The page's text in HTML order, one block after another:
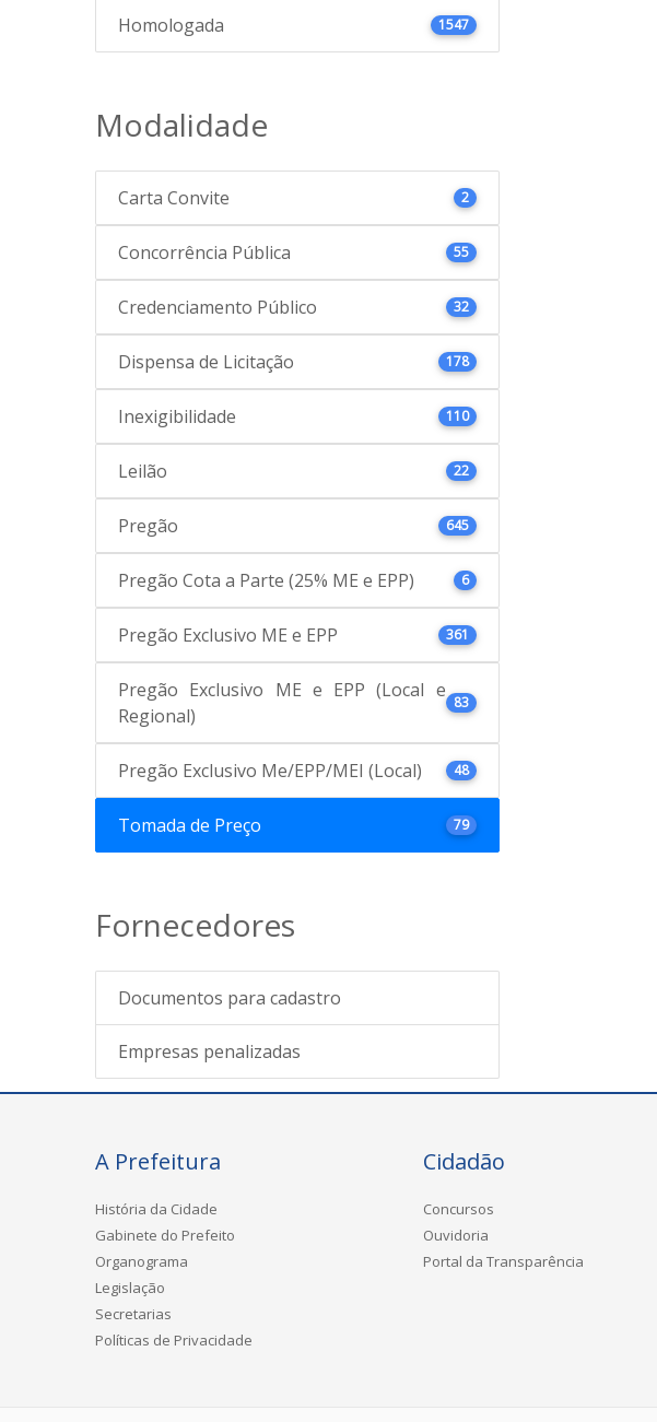
Homologada 1547
Modalidade
Carta Convite 2
Concorrência Pública 55
Credenciamento Público 32
Dispensa de Licitação 178
Inexigibilidade 110
Leilão 22
Pregão 645
Pregão Cota a Parte (25% ME e EPP) 6
Pregão Exclusivo ME e EPP 361
Pregão Exclusivo ME e EPP (Local e
Regional)
83
Pregão Exclusivo Me/EPP/MEI (Local) 48
Tomada de Preço 79
Fornecedores
Documentos para cadastro
Empresas penalizadas
A Prefeitura
História da Cidade
Gabinete do Prefeito
Organograma
Legislação
Secretarias
Políticas de Privacidade
Cidadão
Concursos
Ouvidoria
Portal da Transparência